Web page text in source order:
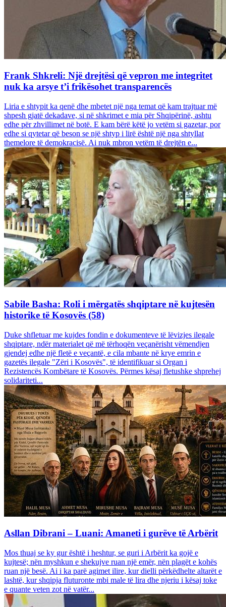
Frank Shkreli: Një drejtësi që vepron me integritet
nuk ka arsye t’i frikësohet transparencës
Liria e shtypit ka qenë dhe mbetet një nga temat që kam trajtuar më
shpesh gjatë dekadave, si në shkrimet e mia për Shqipërinë, ashtu
edhe për zhvillimet në botë. E kam bërë këtë jo vetëm si gazetar, por
edhe si qytetar që beson se një shtyp i lirë është një nga shtyllat
themelore të demokracisë. Ai nuk mbron vetëm të drejtën e...
Sabile Basha: Roli i mërgatës shqiptare në kujtesën
historike të Kosovës (58)
Duke shfletuar me kujdes fondin e dokumenteve të lëvizjes ilegale
shqiptare, ndër materialet që më tërhoqën veçanërisht vëmendjen
gjendej edhe një fletë e veçantë, e cila mbante në krye emrin e
gazetës ilegale "Zëri i Kosovës", të identifikuar si Organ i
Rezistencës Kombëtare të Kosovës. Përmes kësaj fletushke shprehej
solidariteti...
Asllan Dibrani – Luani: Amaneti i gurëve të Arbërit
Mos thuaj se ky gur është i heshtur, se guri i Arbërit ka gojë e
kujtesë; nën myshkun e shekujve ruan një emër, nën plagët e kohës
ruan një besë. Ai i ka parë agimet ilire, kur dielli përkëdhelte altarët e
lashtë, kur shqipja fluturonte mbi male të lira dhe njeriu i kësaj toke
e quante veten zot në vatër...